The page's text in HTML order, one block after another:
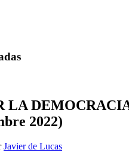
2022)
Javier de Lucas